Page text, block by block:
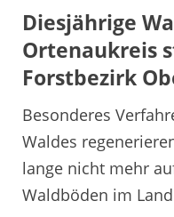
Diesjährige
Ortenaukreis
Forstbezirk
Besonderes
Waldes
lange nicht mehr
Waldböden im